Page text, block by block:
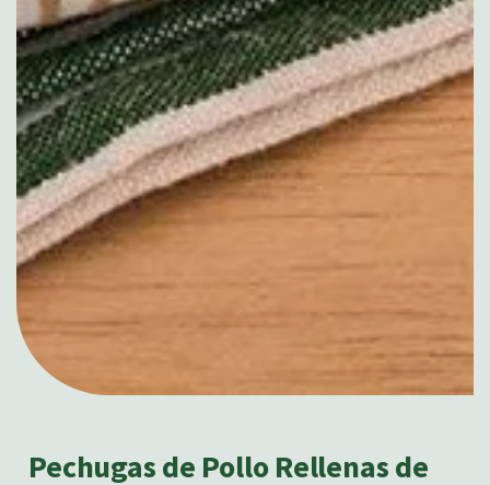
Pechugas de Pollo Rellenas de